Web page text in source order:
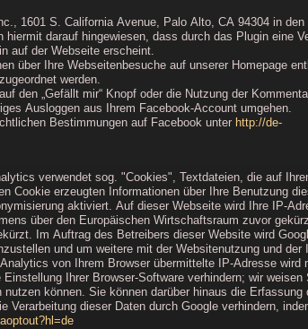
1601 S. California Avenue, Palo Alto, CA 94304 in
darauf hingewiesen, dass durch das Plugin eine
auf der Webseite erscheint.
über Ihre Webseitenbesuche auf unserer Homepage
werden.
den „Gefällt mir“ Knopf oder die Nutzung der
Ausloggen aus Ihrem Facebook-Account umgehen.
Bestimmungen auf Facebook unter http://de-
verwendet sog. "Cookies", Textdateien, die auf
Cookie erzeugten Informationen über Ihre Benutzung
aktiviert. Auf dieser Webseite wird Ihre IP-
über den Europäischen Wirtschaftsraum zuvor
Im Auftrag des Betreibers dieser Website wird
und um weitere mit der Websitenutzung und der
von Ihrem Browser übermittelte IP-Adresse wird
Ihrer Browser-Software verhindern; wir weisen
können. Sie können darüber hinaus die Erfassung
dieser Daten durch Google verhindern,